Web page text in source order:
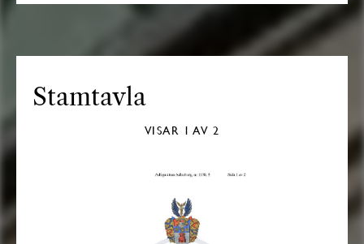
Stamtavla
VISAR 1 AV 2